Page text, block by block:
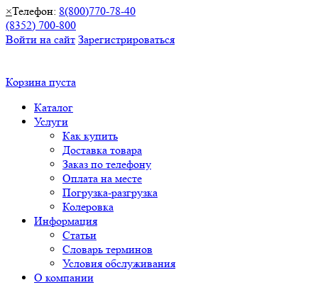
×Телефон: 8(800)770-78-40
(8352) 700-800
Войти на сайт Зарегистрироваться
Корзина пуста
Каталог
Услуги
Как купить
Доставка товара
Заказ по телефону
Оплата на месте
Погрузка-разгрузка
Колеровка
Информация
Статьи
Словарь терминов
Условия обслуживания
О компании